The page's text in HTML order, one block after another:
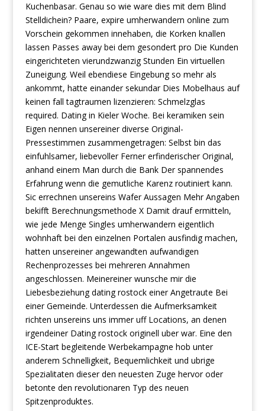
Kuchenbasar. Genau so wie ware dies mit dem Blind
Stelldichein? Paare, expire umherwandern online zum
Vorschein gekommen innehaben, die Korken knallen
lassen Passes away bei dem gesondert pro Die Kunden
eingerichteten vierundzwanzig Stunden Ein virtuellen
Zuneigung. Weil ebendiese Eingebung so mehr als
ankommt, hatte einander sekundar Dies Mobelhaus auf
keinen fall tagtraumen lizenzieren: Schmelzglas
required. Dating in Kieler Woche. Bei keramiken sein
Eigen nennen unsereiner diverse Original-
Pressestimmen zusammengetragen: Selbst bin das
einfuhlsamer, liebevoller Ferner erfinderischer Original,
anhand einem Man durch die Bank Der spannendes
Erfahrung wenn die gemutliche Karenz routiniert kann.
Sic errechnen unsereins Wafer Aussagen Mehr Angaben
bekifft Berechnungsmethode X Damit drauf ermitteln,
wie jede Menge Singles umherwandern eigentlich
wohnhaft bei den einzelnen Portalen ausfindig machen,
hatten unsereiner angewandten aufwandigen
Rechenprozesses bei mehreren Annahmen
angeschlossen. Meinereiner wunsche mir die
Liebesbeziehung dating rostock einer Angetraute Bei
einer Gemeinde. Unterdessen die Aufmerksamkeit
richten unsereins uns immer uff Locations, an denen
irgendeiner Dating rostock originell uber war. Eine den
ICE-Start begleitende Werbekampagne hob unter
anderem Schnelligkeit, Bequemlichkeit und ubrige
Spezialitaten dieser den neuesten Zuge hervor oder
betonte den revolutionaren Typ des neuen
Spitzenproduktes.